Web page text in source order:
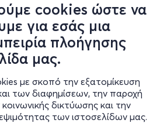
cookies ώστε να
για εσάς μια
πλοήγησης
μας.
με σκοπό την εξατομίκευση
των διαφημίσεων, την παροχή
δικτύωσης και την
των ιστοσελίδων μας.